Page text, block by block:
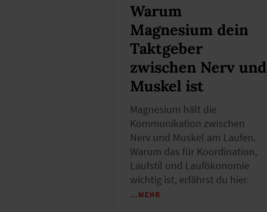
Warum
Magnesium dein
Taktgeber
zwischen Nerv und
Muskel ist
Magnesium hält die
Kommunikation zwischen
Nerv und Muskel am Laufen.
Warum das für Koordination,
Laufstil und Laufökonomie
wichtig ist, erfährst du hier.
…MEHR